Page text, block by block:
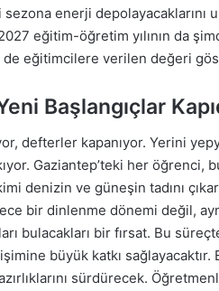
enerji depolayacaklarını
eğitim-öğretim yılının da
eğitimcilere verilen değeri
Başlangıçlar
defterler kapanıyor. Yerini
Gaziantep’teki her öğrenci,
denizin ve güneşin tadını
bir dinlenme dönemi değil,
bulacakları bir fırsat. Bu
büyük katkı
sürdürecek.